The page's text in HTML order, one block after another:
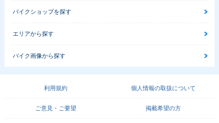
バイクショップを探す
エリアから探す
バイク画像から探す
利用規約 個人情報の取扱について
ご意見・ご要望 掲載希望の方